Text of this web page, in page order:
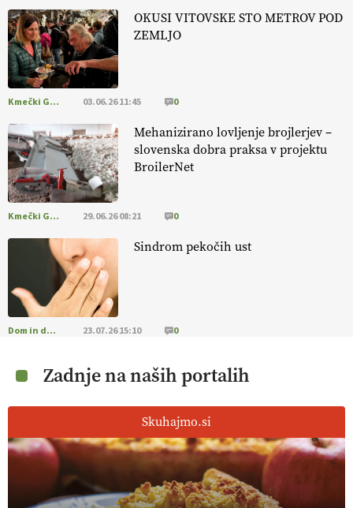
, okolje
in kakovostna jajca . VEČ
https://t.co/PX49GVsP1M
@EUAgri #IMCAP #CAP https://t.co/a1xatzEeid
OKUSI VITOVSKE STO METROV POD
ZEMLJO
Kmečki Glas 03.06.26 11:45 0
Mehanizirano lovljenje brojlerjev –
slovenska dobra praksa v projektu
BroilerNet
Kmečki Glas 29.06.26 08:21 0
Sindrom pekočih ust
Dom in družina 23.07.26 15:10 0
Zadnje na naših portalih
Skuhajmo.si